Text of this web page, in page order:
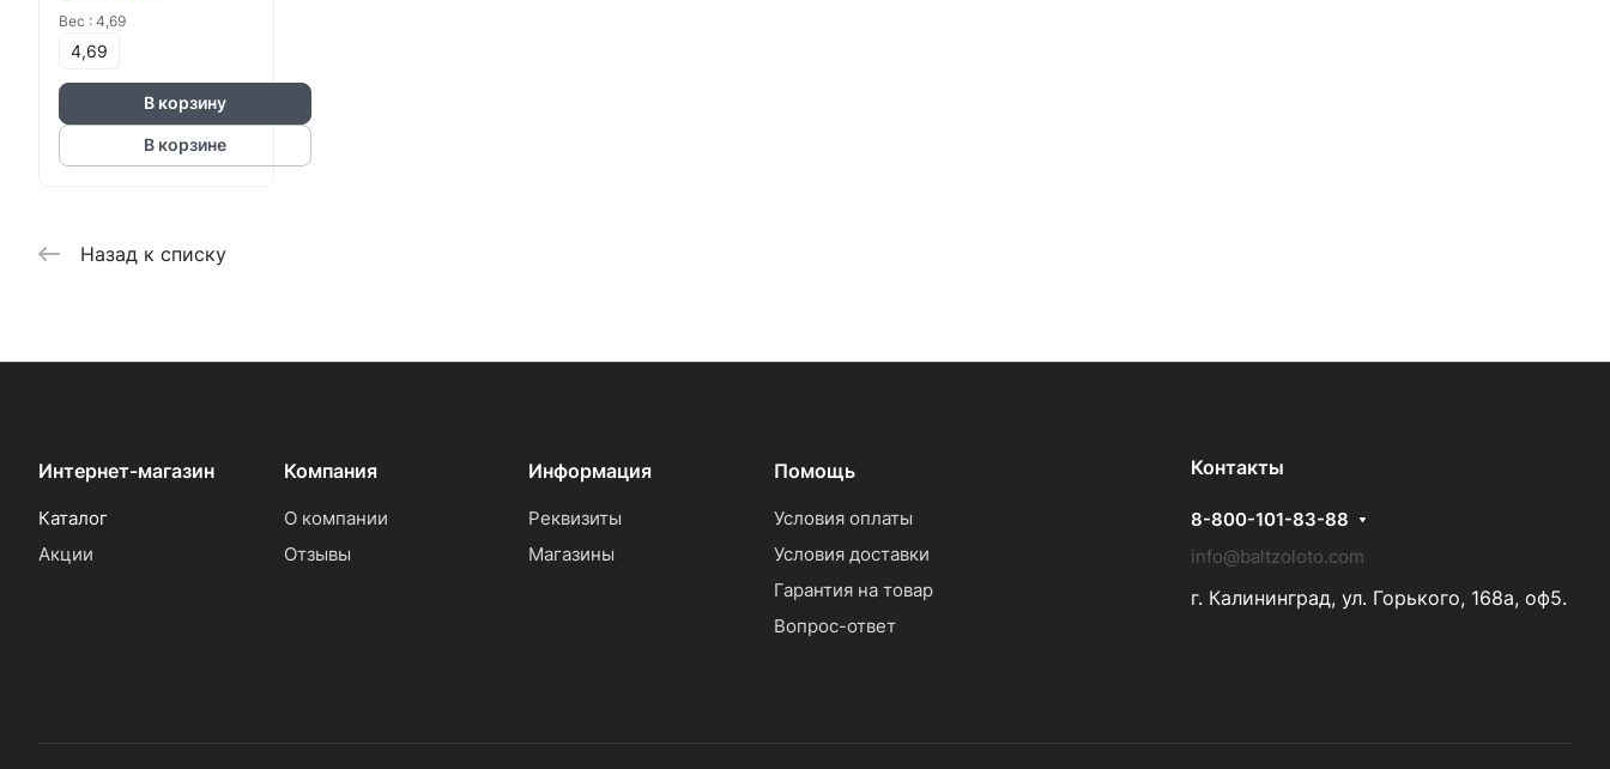
Вес : 4,69
4,69
В корзину
В корзине
Назад к списку
Интернет-магазин
Каталог
Акции
Компания
О компании
Отзывы
Информация
Реквизиты
Магазины
Помощь
Условия оплаты
Условия доставки
Гарантия на товар
Вопрос-ответ
Контакты
8-800-101-83-88
info@baltzoloto.com
г. Калининград, ул. Горького, 168а, оф5.